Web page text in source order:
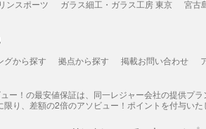
ンスポーツ
ガラス細工・ガラス工房 東京 宮古
グから探す 拠点から探す 掲載お問い合わせ
ー！の最安値保証は、同一レジャー会社の提供プ
限り、差額の2倍のアソビュー！ポイントを付与い